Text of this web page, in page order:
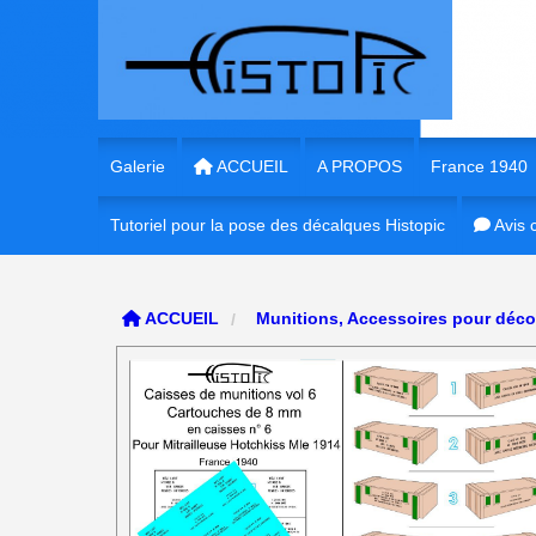
Galerie ACCUEIL A PROPOS France 1940
1/35e
1/72e France
1/16e France
1/56e France
1/48e France
Tutoriel pour la pose des décalques Histopic Avis
ACCUEIL Munitions, Accessoires pour